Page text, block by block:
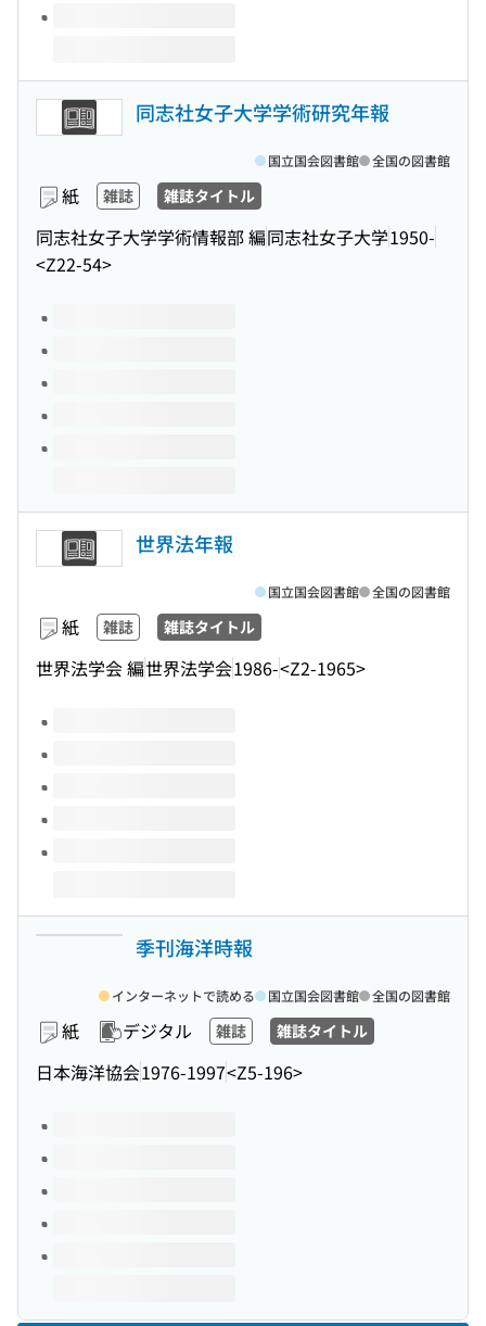
同志社女子大学学術研究年報
紙 雑誌 雑誌タイトル
同志社女子大学学術情報部 編同志社女子大学1950-
<Z22-54>
国立国会図書館 全国の図書館
このタイトルの巻号
世界法年報
紙 雑誌 雑誌タイトル
世界法学会 編世界法学会1986-<Z2-1965>
国立国会図書館 全国の図書館
このタイトルの巻号
季刊海洋時報
紙 デジタル 雑誌 雑誌タイトル
日本海洋協会1976-1997<Z5-196>
インターネットで読める 国立国会図書館 全国の図書館
このタイトルの巻号